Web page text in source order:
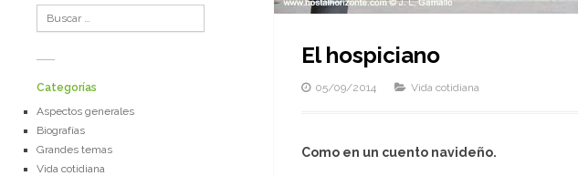
Categorías
Aspectos generales
Biografías
Grandes temas
Vida cotidiana
El hospiciano
05/09/2014 Vida cotidiana
Como en un cuento navideño.